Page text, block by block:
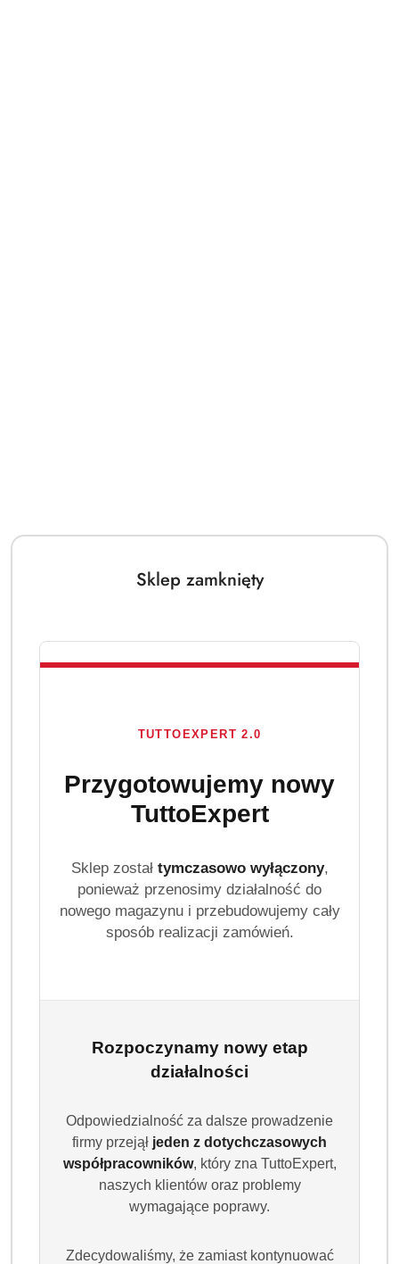
Sklep zamknięty
TUTTOEXPERT 2.0
Przygotowujemy nowy
TuttoExpert
Sklep został tymczasowo wyłączony,
ponieważ przenosimy działalność do
nowego magazynu i przebudowujemy cały
sposób realizacji zamówień.
Rozpoczynamy nowy etap
działalności
Odpowiedzialność za dalsze prowadzenie
firmy przejął jeden z dotychczasowych
współpracowników, który zna TuttoExpert,
naszych klientów oraz problemy
wymagające poprawy.
Zdecydowaliśmy, że zamiast kontynuować